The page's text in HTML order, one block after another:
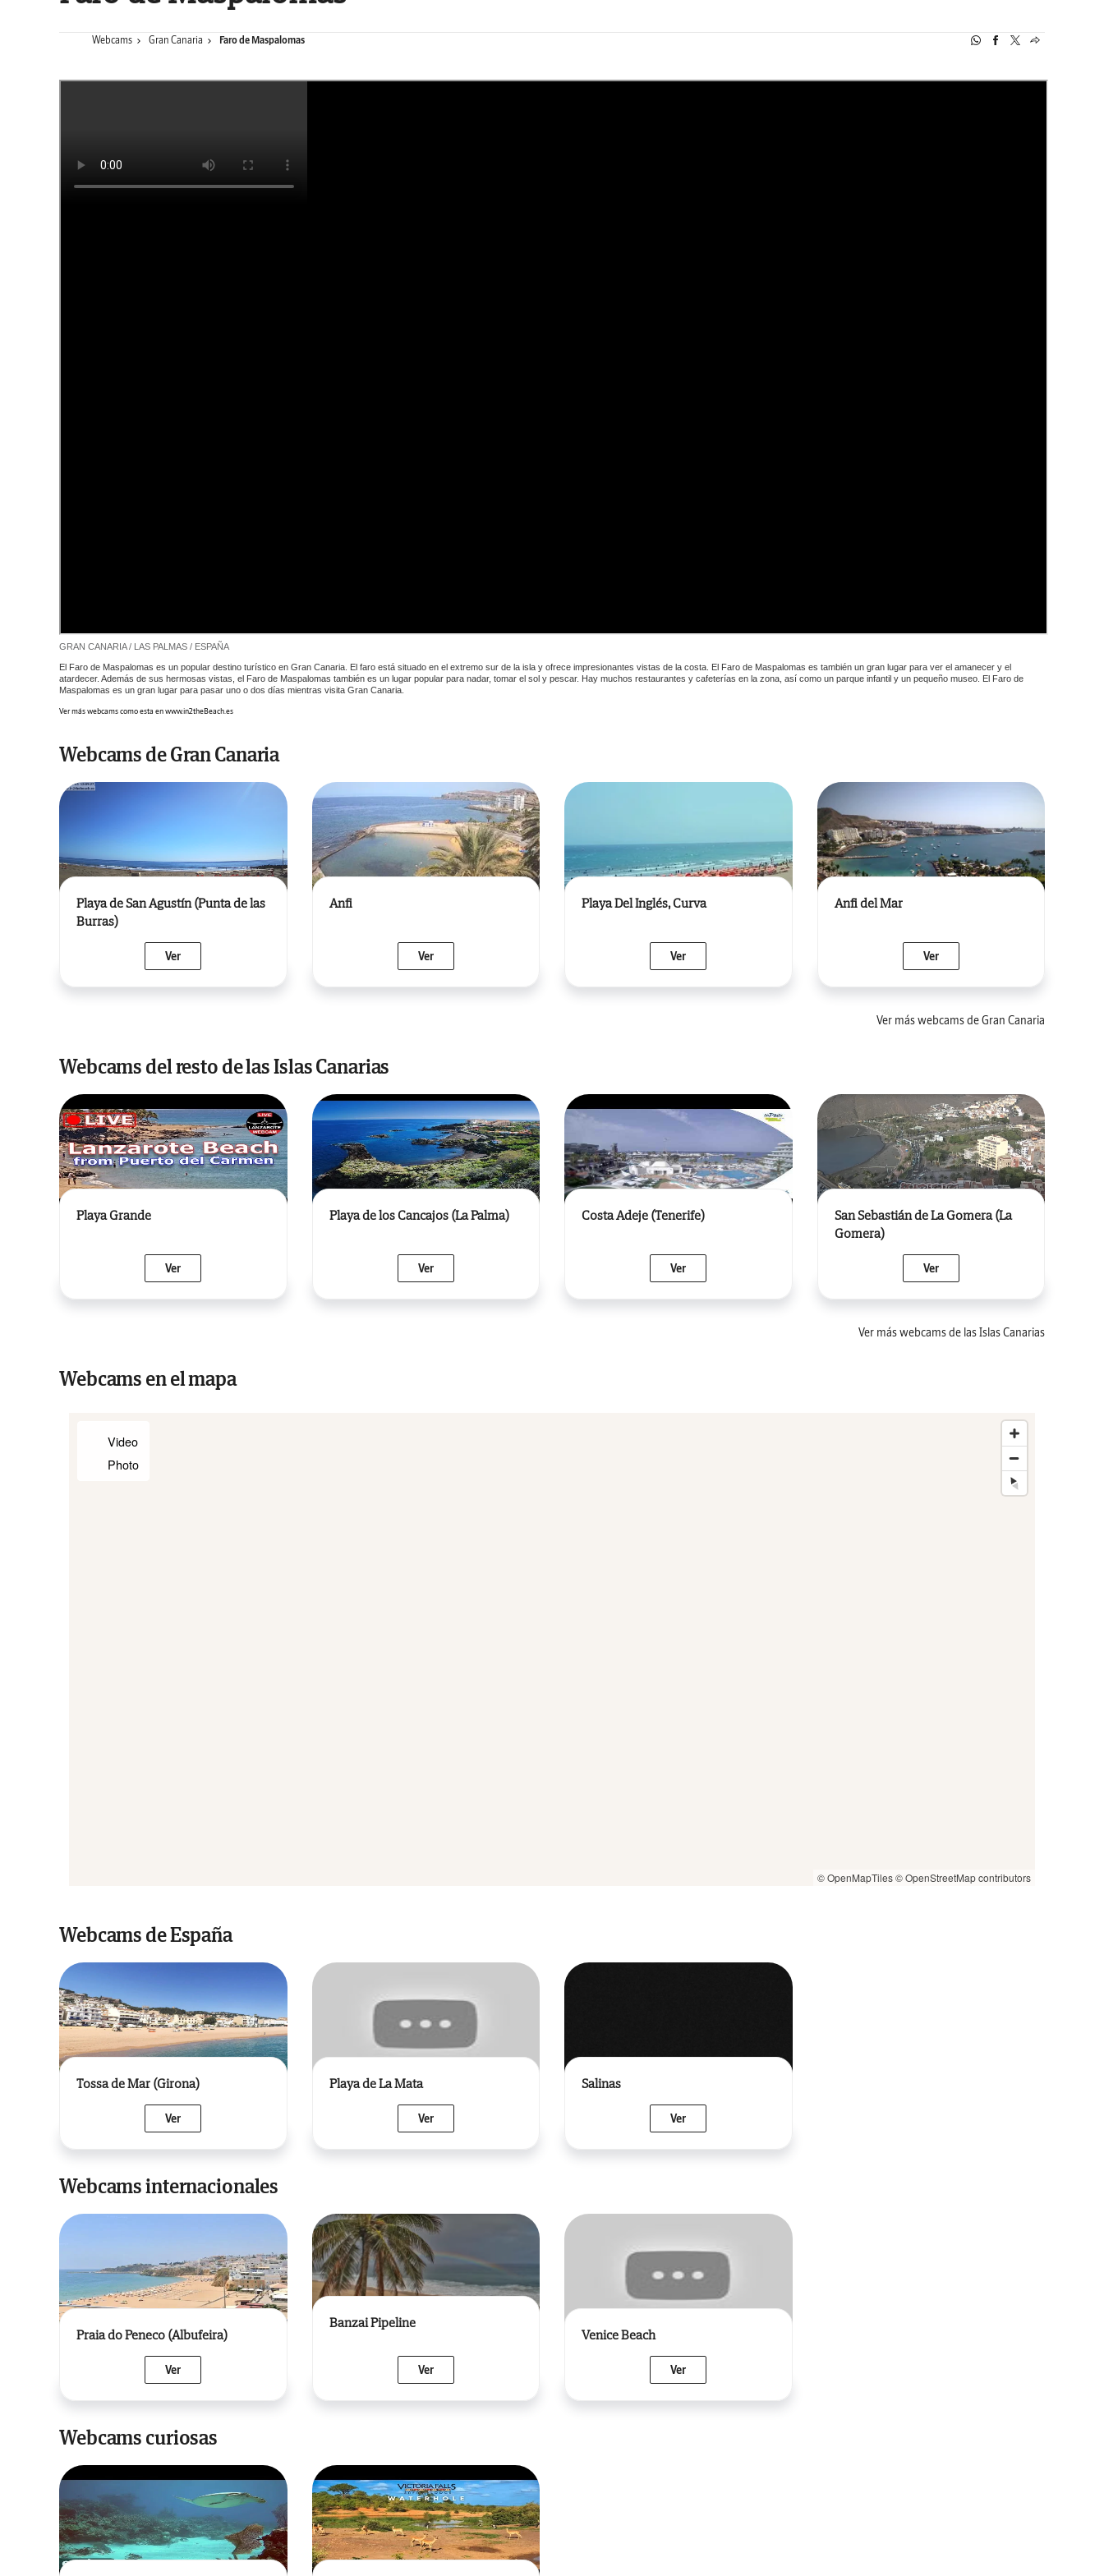
Webcams Gran Canaria Faro de Maspalomas
GRAN CANARIA / LAS PALMAS / ESPAÑA
El Faro de Maspalomas es un popular destino turístico en Gran Canaria. El faro está situado en el extremo sur de la isla y ofrece impresionantes vistas de la costa. El Faro de Maspalomas es también un gran lugar para ver el amanecer y el
atardecer. Además de sus hermosas vistas, el Faro de Maspalomas también es un lugar popular para nadar, tomar el sol y pescar. Hay muchos restaurantes y cafeterías en la zona, así como un parque infantil y un pequeño museo. El Faro de
Maspalomas es un gran lugar para pasar uno o dos días mientras visita Gran Canaria.
Ver más webcams como esta en www.in2theBeach.es
Webcams de Gran Canaria
Playa de San Agustín (Punta de las
Burras)
Ver
Anfi
Ver
Playa Del Inglés, Curva
Ver
Anfi del Mar
Ver
Ver más webcams de Gran Canaria
Webcams del resto de las Islas Canarias
Playa Grande
Ver
Playa de los Cancajos (La Palma)
Ver
Costa Adeje (Tenerife)
Ver
San Sebastián de La Gomera (La
Gomera)
Ver
Ver más webcams de las Islas Canarias
Webcams en el mapa
Webcams de España
Tossa de Mar (Girona)
Ver
Playa de La Mata
Ver
Salinas
Ver
Webcams internacionales
Praia do Peneco (Albufeira)
Ver
Banzai Pipeline
Ver
Venice Beach
Ver
Webcams curiosas